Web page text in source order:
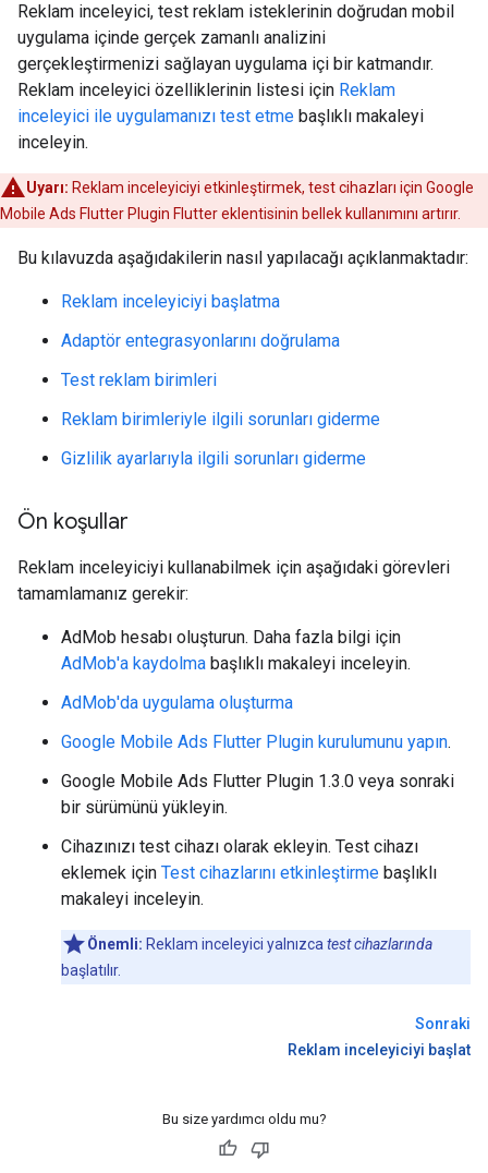
Reklam inceleyici, test reklam isteklerinin doğrudan mobil
uygulama içinde gerçek zamanlı analizini
gerçekleştirmenizi sağlayan uygulama içi bir katmandır.
Reklam inceleyici özelliklerinin listesi için Reklam
inceleyici ile uygulamanızı test etme başlıklı makaleyi
inceleyin.
Uyarı: Reklam inceleyiciyi etkinleştirmek, test cihazları için Google
Mobile Ads Flutter Plugin Flutter eklentisinin bellek kullanımını artırır.
Bu kılavuzda aşağıdakilerin nasıl yapılacağı açıklanmaktadır:
Reklam inceleyiciyi başlatma
Adaptör entegrasyonlarını doğrulama
Test reklam birimleri
Reklam birimleriyle ilgili sorunları giderme
Gizlilik ayarlarıyla ilgili sorunları giderme
Ön koşullar
Reklam inceleyiciyi kullanabilmek için aşağıdaki görevleri
tamamlamanız gerekir:
AdMob hesabı oluşturun. Daha fazla bilgi için
AdMob'a kaydolma başlıklı makaleyi inceleyin.
AdMob'da uygulama oluşturma
Google Mobile Ads Flutter Plugin kurulumunu yapın.
Google Mobile Ads Flutter Plugin 1.3.0 veya sonraki
bir sürümünü yükleyin.
Cihazınızı test cihazı olarak ekleyin. Test cihazı
eklemek için Test cihazlarını etkinleştirme başlıklı
makaleyi inceleyin.
Önemli: Reklam inceleyici yalnızca test cihazlarında
başlatılır.
Sonraki
Reklam inceleyiciyi başlat
Bu size yardımcı oldu mu?